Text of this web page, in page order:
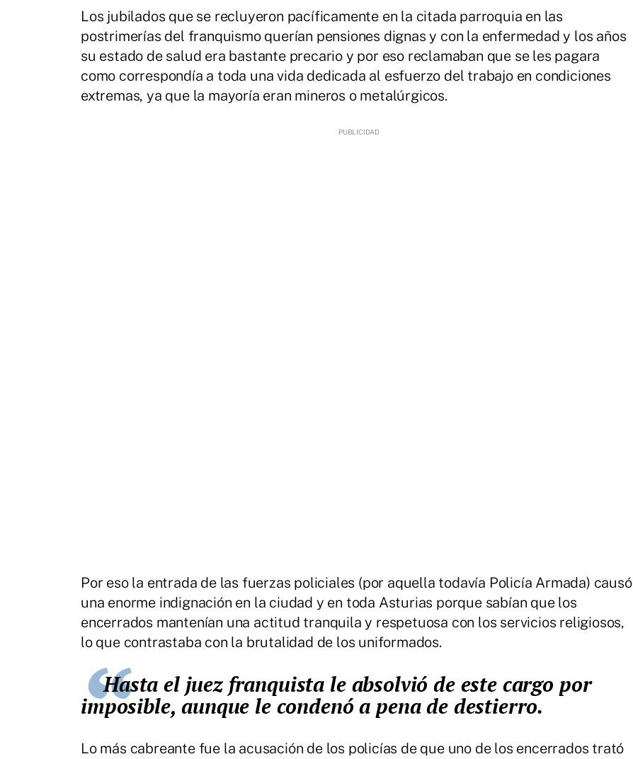
Los jubilados que se recluyeron pacíficamente en la citada parroquia en las
postrimerías del franquismo querían pensiones dignas y con la enfermedad y los años
su estado de salud era bastante precario y por eso reclamaban que se les pagara
como correspondía a toda una vida dedicada al esfuerzo del trabajo en condiciones
extremas, ya que la mayoría eran mineros o metalúrgicos.
Por eso la entrada de las fuerzas policiales (por aquella todavía Policía Armada) causó
una enorme indignación en la ciudad y en toda Asturias porque sabían que los
encerrados mantenían una actitud tranquila y respetuosa con los servicios religiosos,
lo que contrastaba con la brutalidad de los uniformados.
Hasta el juez franquista le absolvió de este cargo por
imposible, aunque le condenó a pena de destierro.
Lo más cabreante fue la acusación de los policías de que uno de los encerrados trató